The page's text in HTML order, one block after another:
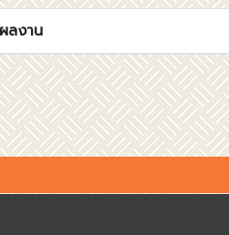
ลงาน